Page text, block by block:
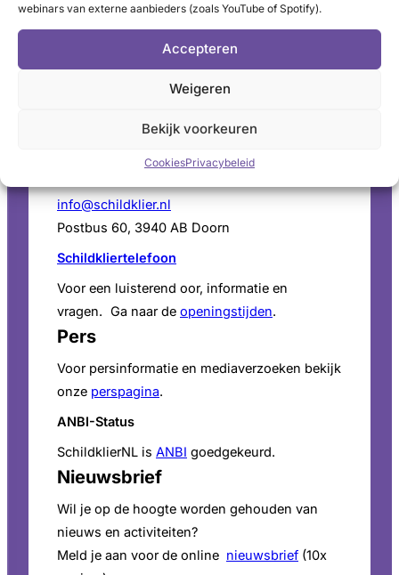
webinars van externe aanbieders (zoals YouTube of Spotify).
Accepteren
Weigeren
Bekijk voorkeuren
CookiesPrivacybeleid
LinkedIn
X YouTube
Instagram
Facebook
Administratie (9 tot 12 uur)
info@schildklier.nl
Postbus 60, 3940 AB Doorn
Schildkliertelefoon
Voor een luisterend oor, informatie en
vragen. Ga naar de openingstijden.
Pers
Voor persinformatie en mediaverzoeken bekijk
onze perspagina.
ANBI-Status
SchildklierNL is ANBI goedgekeurd.
Nieuwsbrief
Wil je op de hoogte worden gehouden van
nieuws en activiteiten?
Meld je aan voor de online nieuwsbrief (10x